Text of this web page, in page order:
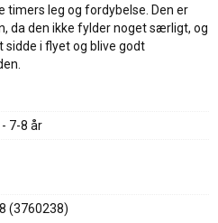
timers leg og fordybelse. Den er
da den ikke fylder noget særligt, og
i flyet og blive godt
7-8 år
(3760238)